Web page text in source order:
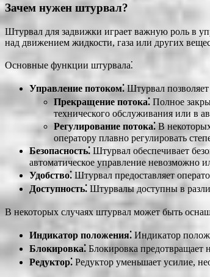
Зачем нужен штурвал?
Штурвал для задвижки играет важную роль в
над движением жидкости, газа или других
Основные функции штурвала⁚
Управление потоком⁚Штурвал позволяет
Прекращение потока⁚ Полное
технического обслуживания или в
Регулирование потока⁚ В
оператору плавно регулировать
Безопасность⁚ Штурвал обеспечивает
автоматическое управление невозможно
Удобство⁚ Штурвал предоставляет
Доступность⁚ Штурвалы доступны в
В некоторых случаях штурвал может быть
Индикатор положения⁚ Индикатор
Блокировка⁚ Блокировка предотвращает
Редуктор⁚ Редуктор уменьшает усилие,